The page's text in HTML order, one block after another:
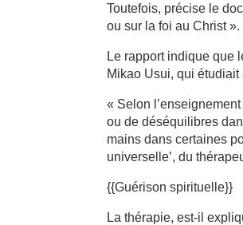
Toutefois, précise le
ou sur la foi au Christ ».
Le rapport indique que
Mikao Usui, qui
« Selon
ou de déséquilibres
mains dans certaines
universelle’, du
{{Guérison spirituelle}}
La thérapie, est-il